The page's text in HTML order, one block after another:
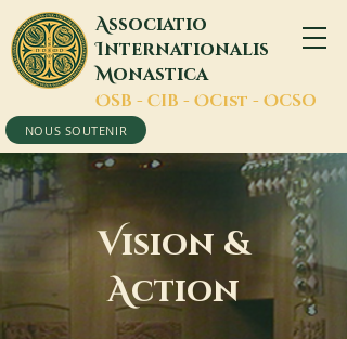
Associatio
Internationalis
Monastica
OSB - CIB - OCist - OCSO
NOUS SOUTENIR
Vision &
Action